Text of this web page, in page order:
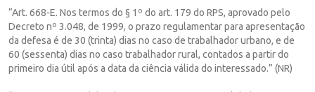
“Art. 668-E. Nos termos do § 1º do art. 179 do RPS, aprovado pelo
Decreto nº 3.048, de 1999, o prazo regulamentar para apresentação
da defesa é de 30 (trinta) dias no caso de trabalhador urbano, e de
60 (sessenta) dias no caso trabalhador rural, contados a partir do
primeiro dia útil após a data da ciência válida do interessado.” (NR)